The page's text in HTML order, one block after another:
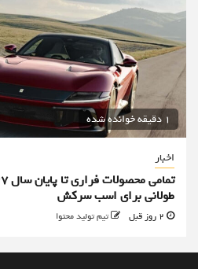
1 دقیقه خوانده شده
اخبار
طولانی برای اسب سرکش
تیم تولید محتوا